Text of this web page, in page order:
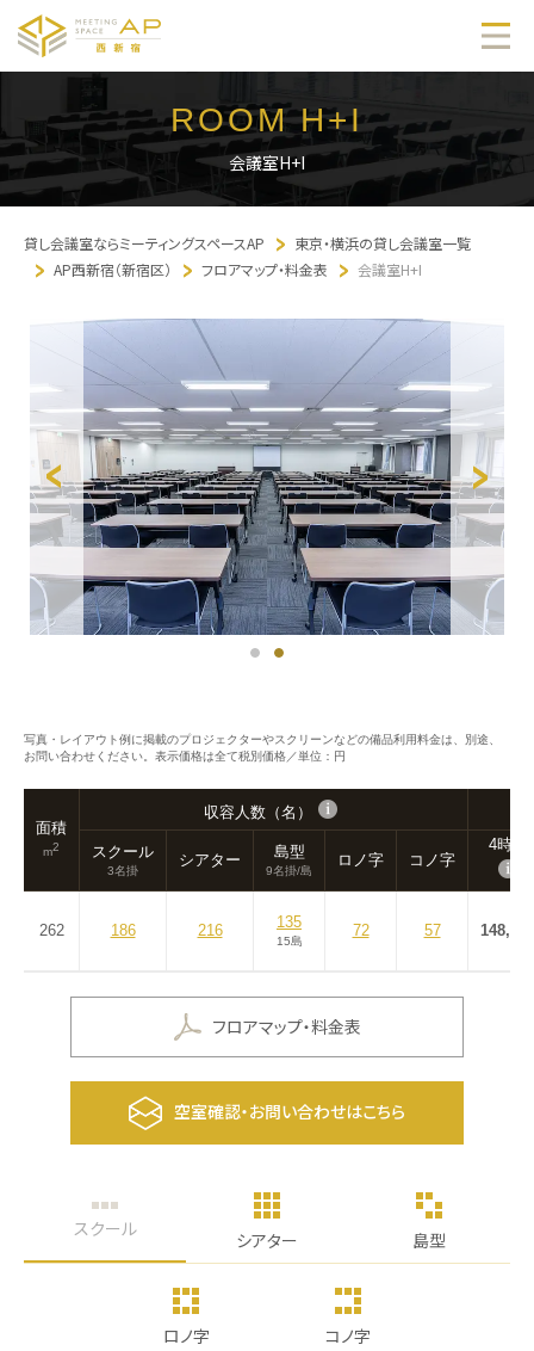
ROOM H+I
会議室H+I
貸し会議室ならミーティングスペースAP
東京・横浜の貸し会議室一覧
AP西新宿（新宿区）
フロアマップ・料金表 会議室H+I
写真・レイアウト例に掲載のプロジェクターやスクリーンなどの備品利用料金は、別途、
お問い合わせください。表示価格は全て税別価格／単位：円
面積
m2
収容人数（名）
スクール
3名掛
シアター 島型
9名掛/島
ロノ字 コノ字
4時間
262 186 216 135
15島
72 57 148,000
フロアマップ・料金表
空室確認・お問い合わせはこちら
スクール シアター 島型
ロノ字 コノ字